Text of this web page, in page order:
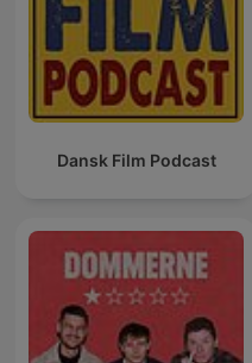
Dansk Film Podcast